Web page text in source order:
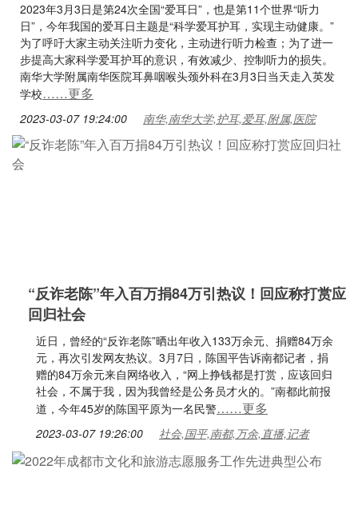
2023年3月3日是第24次全国“爱耳日”，也是第11个世界“听力
日”，今年我国的爱耳日主题是“科学爱耳护耳，实现主动健康。”
为了呼吁大家主动关注听力变化，主动进行听力检查；为了进一
步提高大家科学爱耳护耳的意识，有效减少、控制听力的损失。
南华大学附属南华医院耳鼻咽喉头颈外科在3月3日当天走入英发
学校……更多
2023-03-07 19:24:00 南华,南华大学,护耳,爱耳,附属,医院
“反诈老陈”年入百万捐84万引热议！回应称打赏应
回归社会
近日，曾经的“反诈老陈”晒出年收入133万余元、捐赠84万余
元，再次引发网友热议。3月7日，陈国平告诉南都记者，捐
赠的84万余元来自网络收入，“网上挣钱都是打赏，应该回归
社会，不属于我，因为我曾经是公务员才火的。”南都此前报
道，今年45岁的陈国平原为一名民警……更多
2023-03-07 19:26:00 社会,国平,南都,万余,直播,记者